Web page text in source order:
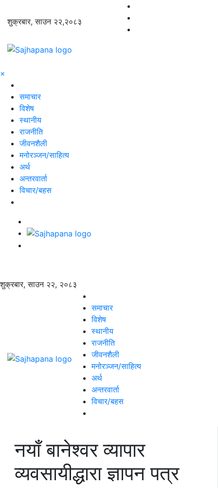
शुक्रबार, साउन २२,२०८३
×
समाचार
विशेष
स्थानीय
राजनीति
जीवनशैली
मनोरञ्जन/साहित्य
अर्थ
अन्तरवार्ता
विचार/बहस
शुक्रबार, साउन २२, २०८३
समाचार
विशेष
स्थानीय
राजनीति
जीवनशैली
मनोरञ्जन/साहित्य
अर्थ
अन्तरवार्ता
विचार/बहस
नयाँ बानेश्वर व्यापार
व्यवसायीद्धारा ज्ञापन पत्र